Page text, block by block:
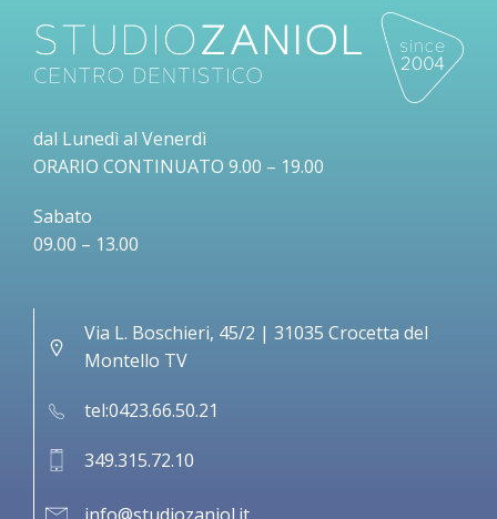
dal Lunedì al Venerdì
ORARIO CONTINUATO 9.00 – 19.00
Sabato
09.00 – 13.00
Via L. Boschieri, 45/2 | 31035 Crocetta del
Montello TV
tel:0423.66.50.21
349.315.72.10